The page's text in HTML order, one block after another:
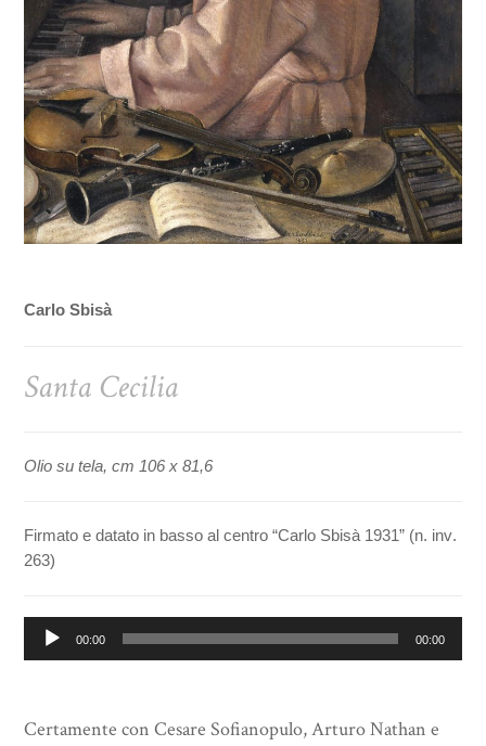
Carlo Sbisà
Santa Cecilia
Olio su tela, cm 106 x 81,6
Firmato e datato in basso al centro “Carlo Sbisà 1931” (n. inv.
263)
Audio
Player
00:00 00:00
Certamente con Cesare Sofianopulo, Arturo Nathan e